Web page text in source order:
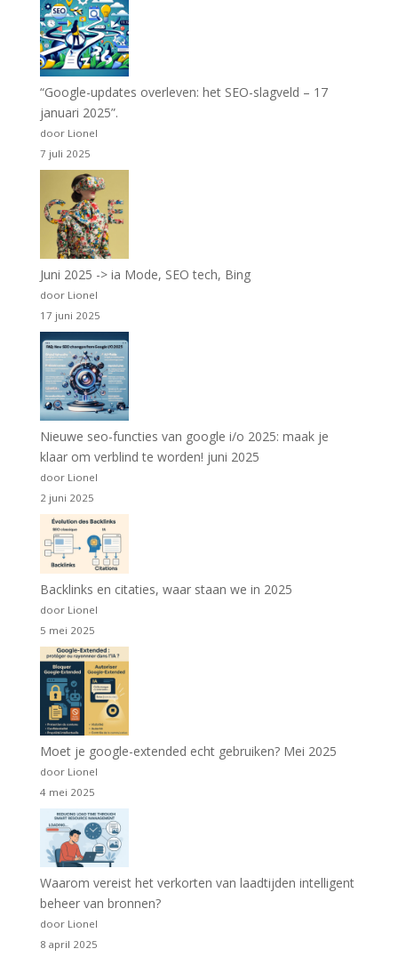
“Google-updates overleven: het SEO-slagveld – 17
januari 2025”.
door Lionel
7 juli 2025
Juni 2025 -> ia Mode, SEO tech, Bing
door Lionel
17 juni 2025
Nieuwe seo-functies van google i/o 2025: maak je
klaar om verblind te worden! juni 2025
door Lionel
2 juni 2025
Backlinks en citaties, waar staan we in 2025
door Lionel
5 mei 2025
Moet je google-extended echt gebruiken? Mei 2025
door Lionel
4 mei 2025
Waarom vereist het verkorten van laadtijden intelligent
beheer van bronnen?
door Lionel
8 april 2025